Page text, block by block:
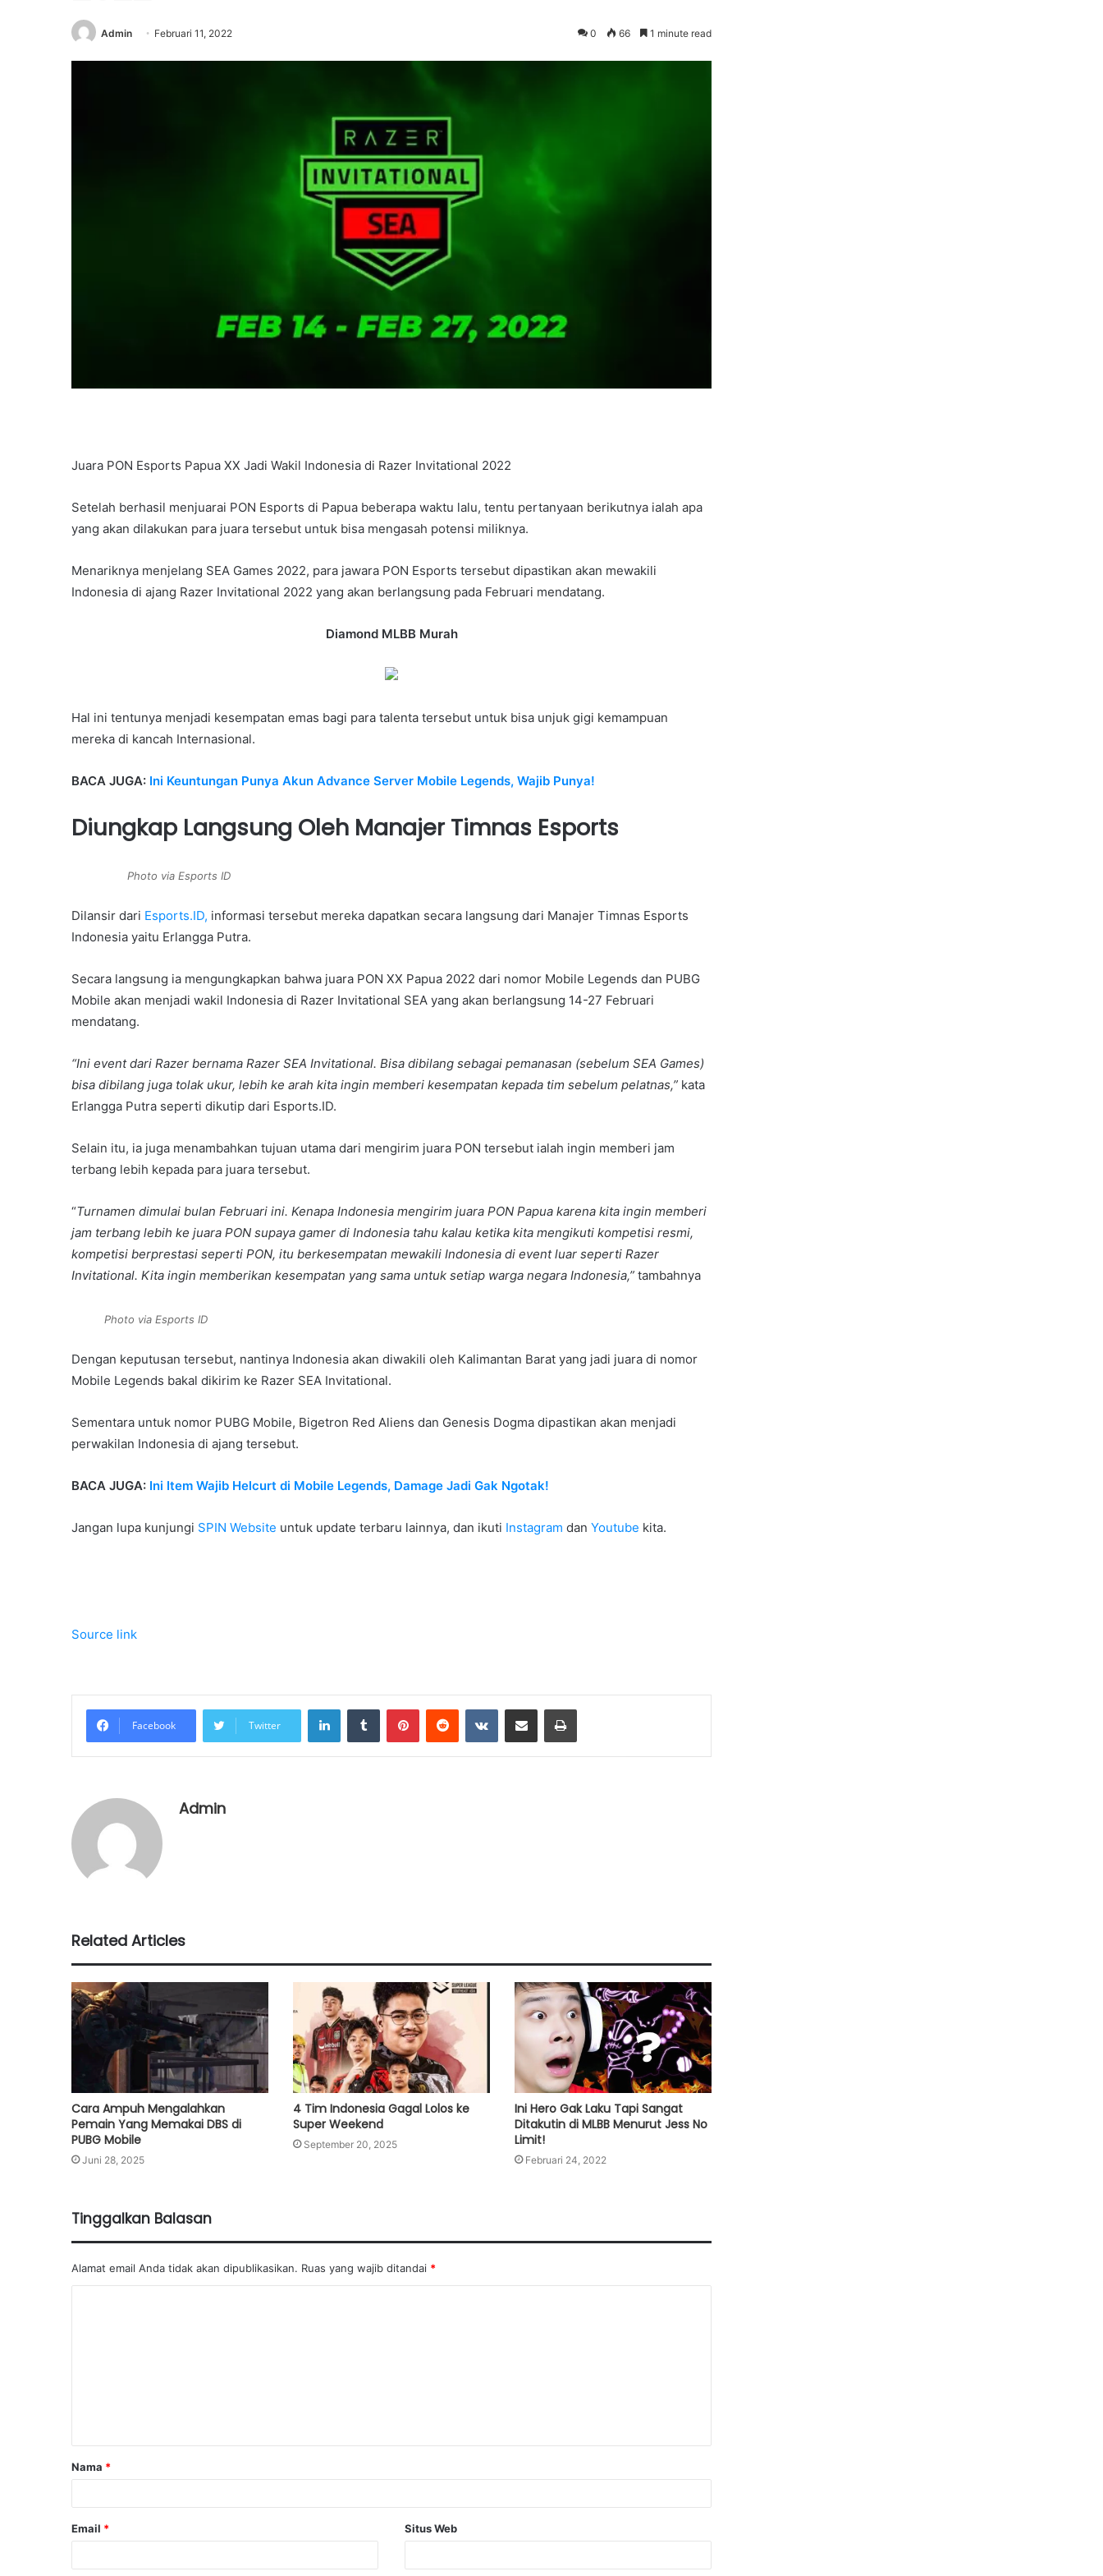
Admin Februari 11, 2022 0 66 1 minute read
Juara PON Esports Papua XX Jadi Wakil Indonesia di Razer Invitational 2022
Setelah berhasil menjuarai PON Esports di Papua beberapa waktu lalu, tentu pertanyaan berikutnya ialah apa
yang akan dilakukan para juara tersebut untuk bisa mengasah potensi miliknya.
Menariknya menjelang SEA Games 2022, para jawara PON Esports tersebut dipastikan akan mewakili
Indonesia di ajang Razer Invitational 2022 yang akan berlangsung pada Februari mendatang.
Diamond MLBB Murah
Hal ini tentunya menjadi kesempatan emas bagi para talenta tersebut untuk bisa unjuk gigi kemampuan
mereka di kancah Internasional.
BACA JUGA: Ini Keuntungan Punya Akun Advance Server Mobile Legends, Wajib Punya!
Diungkap Langsung Oleh Manajer Timnas Esports
Photo via Esports ID
Dilansir dari Esports.ID, informasi tersebut mereka dapatkan secara langsung dari Manajer Timnas Esports
Indonesia yaitu Erlangga Putra.
Secara langsung ia mengungkapkan bahwa juara PON XX Papua 2022 dari nomor Mobile Legends dan PUBG
Mobile akan menjadi wakil Indonesia di Razer Invitational SEA yang akan berlangsung 14-27 Februari
mendatang.
“Ini event dari Razer bernama Razer SEA Invitational. Bisa dibilang sebagai pemanasan (sebelum SEA Games)
bisa dibilang juga tolak ukur, lebih ke arah kita ingin memberi kesempatan kepada tim sebelum pelatnas,” kata
Erlangga Putra seperti dikutip dari Esports.ID.
Selain itu, ia juga menambahkan tujuan utama dari mengirim juara PON tersebut ialah ingin memberi jam
terbang lebih kepada para juara tersebut.
“Turnamen dimulai bulan Februari ini. Kenapa Indonesia mengirim juara PON Papua karena kita ingin memberi
jam terbang lebih ke juara PON supaya gamer di Indonesia tahu kalau ketika kita mengikuti kompetisi resmi,
kompetisi berprestasi seperti PON, itu berkesempatan mewakili Indonesia di event luar seperti Razer
Invitational. Kita ingin memberikan kesempatan yang sama untuk setiap warga negara Indonesia,” tambahnya
Photo via Esports ID
Dengan keputusan tersebut, nantinya Indonesia akan diwakili oleh Kalimantan Barat yang jadi juara di nomor
Mobile Legends bakal dikirim ke Razer SEA Invitational.
Sementara untuk nomor PUBG Mobile, Bigetron Red Aliens dan Genesis Dogma dipastikan akan menjadi
perwakilan Indonesia di ajang tersebut.
BACA JUGA: Ini Item Wajib Helcurt di Mobile Legends, Damage Jadi Gak Ngotak!
Jangan lupa kunjungi SPIN Website untuk update terbaru lainnya, dan ikuti Instagram dan Youtube kita.
Source link
Facebook Twitter
LinkedInTumblr PinterestReddit VKontakteShare via Email Print
Admin
Related Articles
Cara Ampuh Mengalahkan
Pemain Yang Memakai DBS di
PUBG Mobile
Juni 28, 2025
4 Tim Indonesia Gagal Lolos ke
Super Weekend
September 20, 2025
Ini Hero Gak Laku Tapi Sangat
Ditakutin di MLBB Menurut Jess No
Limit!
Februari 24, 2022
Tinggalkan Balasan
Alamat email Anda tidak akan dipublikasikan. Ruas yang wajib ditandai *
a
r
Nama *
Email * Situs Web